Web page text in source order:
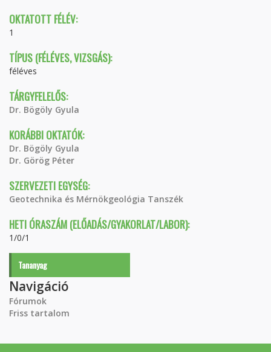
OKTATOTT FÉLÉV:
1
TÍPUS (FÉLÉVES, VIZSGÁS):
féléves
TÁRGYFELELŐS:
Dr. Bögöly Gyula
KORÁBBI OKTATÓK:
Dr. Bögöly Gyula
Dr. Görög Péter
SZERVEZETI EGYSÉG:
Geotechnika és Mérnökgeológia Tanszék
HETI ÓRASZÁM (ELŐADÁS/GYAKORLAT/LABOR):
1/0/1
Tananyag
Navigáció
Fórumok
Friss tartalom